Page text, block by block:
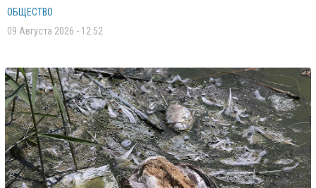
ОБЩЕСТВО
09 Августа 2026 - 12:52